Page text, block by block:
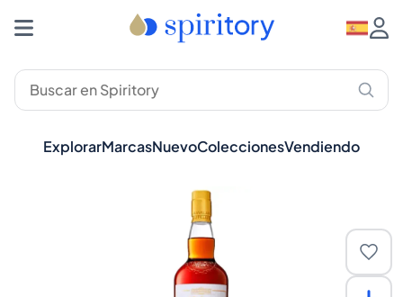
ExplorarMarcasNuevoColeccionesVendiendo